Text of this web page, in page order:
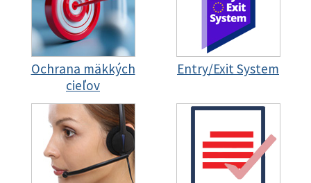
Ochrana mäkkých
cieľov
Entry/Exit System